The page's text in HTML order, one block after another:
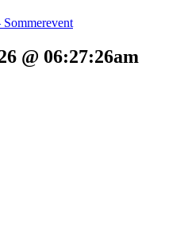
Sommerevent
@ 06:27:26am